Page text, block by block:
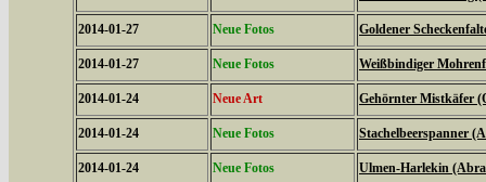
2014-01-27 Neue Fotos Goldener
2014-01-27 Neue Fotos Weißbindiger
2014-01-24 Neue Art Gehörnter Mistkäfer
2014-01-24 Neue Fotos Stachelbeerspanner
2014-01-24 Neue Fotos Ulmen-Harlekin